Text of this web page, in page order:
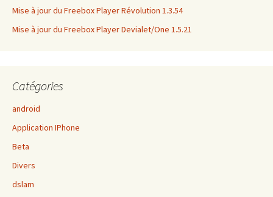
Mise à jour du Freebox Player Révolution 1.3.54
Mise à jour du Freebox Player Devialet/One 1.5.21
Catégories
android
Application IPhone
Beta
Divers
dslam